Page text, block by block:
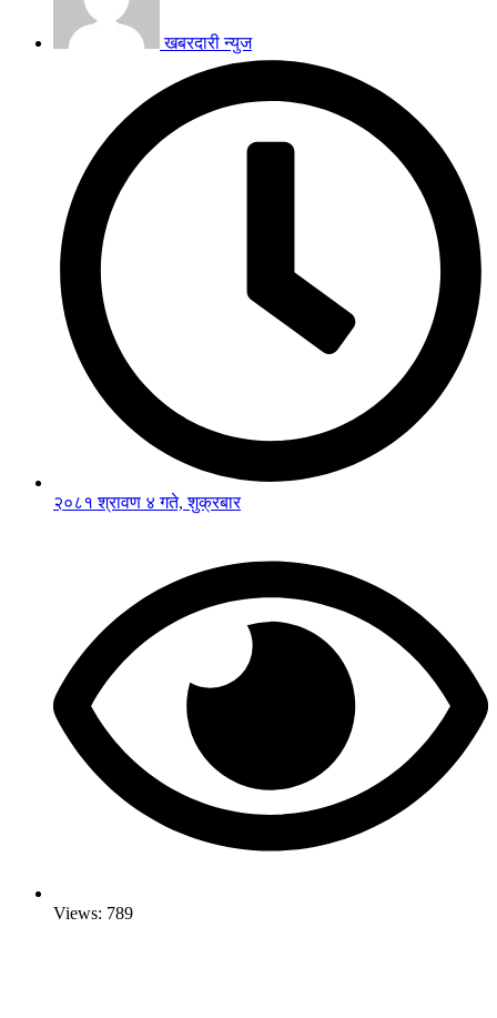
खबरदारी न्युज
२०८१ श्रावण ४ गते, शुक्रबार
Views: 789